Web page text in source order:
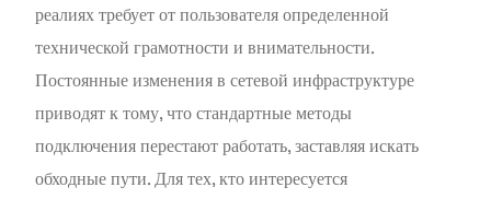
реалиях требует от пользователя определенной
технической грамотности и внимательности.
Постоянные изменения в сетевой инфраструктуре
приводят к тому, что стандартные методы
подключения перестают работать, заставляя искать
обходные пути. Для тех, кто интересуется